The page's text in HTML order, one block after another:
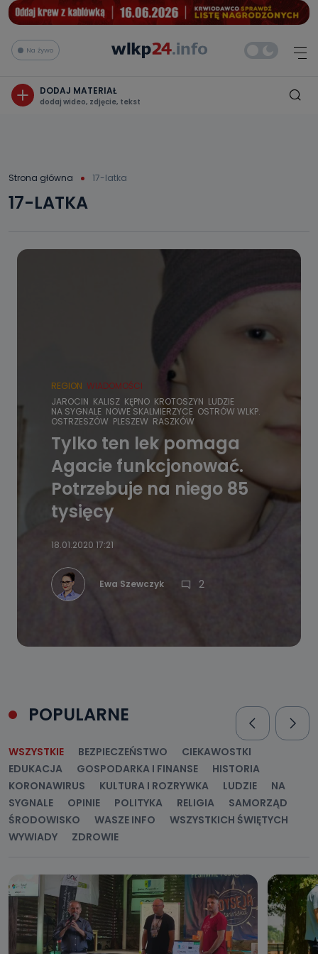
Na żywo
DODAJ MATERIAŁ
dodaj wideo, zdjęcie, tekst
Strona główna 17-latka
17-LATKA
REGION WIADOMOŚCI
JAROCIN KALISZ KĘPNO KROTOSZYN LUDZIE
NA SYGNALE NOWE SKALMIERZYCE OSTRÓW WLKP.
OSTRZESZÓW PLESZEW RASZKÓW
Tylko ten lek pomaga
Agacie funkcjonować.
Potrzebuje na niego 85
tysięcy
18.01.2020 17:21
Ewa Szewczyk 2
POPULARNE
WSZYSTKIE BEZPIECZEŃSTWO
CIEKAWOSTKI
EDUKACJA
GOSPODARKA I FINANSE
HISTORIA
KORONAWIRUS
KULTURA I ROZRYWKA LUDZIE
NA
SYGNALE
OPINIE POLITYKA RELIGIA
SAMORZĄD
ŚRODOWISKO
WASZE INFO
WSZYSTKICH ŚWIĘTYCH
WYWIADY
ZDROWIE